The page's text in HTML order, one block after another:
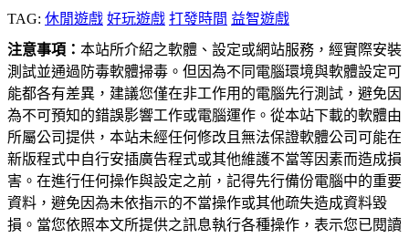
TAG: 休閒遊戲 好玩遊戲 打發時間 益智遊戲
注意事項： 本站所介紹之軟體、設定或網站服務，經實際安裝
測試並通過防毒軟體掃毒。但因為不同電腦環境與軟體設定可
能都各有差異，建議您僅在非工作用的電腦先行測試，避免因
為不可預知的錯誤影響工作或電腦運作。從本站下載的軟體由
所屬公司提供，本站未經任何修改且無法保證軟體公司可能在
新版程式中自行安插廣告程式或其他維護不當等因素而造成損
害。在進行任何操作與設定之前，記得先行備份電腦中的重要
資料，避免因為未依指示的不當操作或其他疏失造成資料毀
損。當您依照本文所提供之訊息執行各種操作，表示您已閱讀